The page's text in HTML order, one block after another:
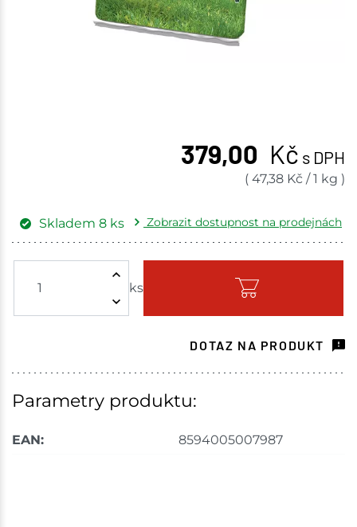
379,00 Kč s DPH
( 47,38 Kč /1 kg )
ks
Skladem 8 ks
Zobrazit dostupnost na prodejnách
Skladem - ihned k odeslání
Nové Město 3 ks
DOTAZ NA PRODUKT
Parametry produktu:
EAN: 8594005007987